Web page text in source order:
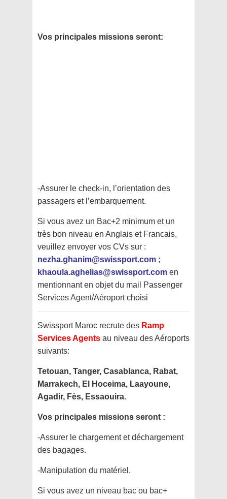
Vos principales missions seront:
-Assurer le check-in, l’orientation des
passagers et l’embarquement.
Si vous avez un Bac+2 minimum et un
très bon niveau en Anglais et Francais,
veuillez envoyer vos CVs sur :
nezha.ghanim@swissport.com ;
khaoula.aghelias@swissport.com en
mentionnant en objet du mail Passenger
Services Agent/Aéroport choisi
Swissport Maroc recrute des Ramp
Services Agents au niveau des Aéroports
suivants:
Tetouan, Tanger, Casablanca, Rabat,
Marrakech, El Hoceima, Laayoune,
Agadir, Fès, Essaouira.
Vos principales missions seront :
-Assurer le chargement et déchargement
des bagages.
-Manipulation du matériel.
Si vous avez un niveau bac ou bac+